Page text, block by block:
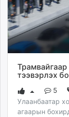
Трамвайгаар
тээвэрлэх
5
Улаанбаатар
агаарын